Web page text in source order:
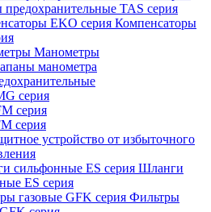
TAS серия
Компенсаторы
Манометры
манометра
серия
серия
серия
устройство от избыточного
Шланги
ES серия
Фильтры